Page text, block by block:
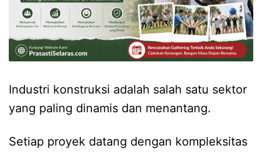
Industri konstruksi adalah salah satu sektor
yang paling dinamis dan menantang.
Setiap proyek datang dengan kompleksitas